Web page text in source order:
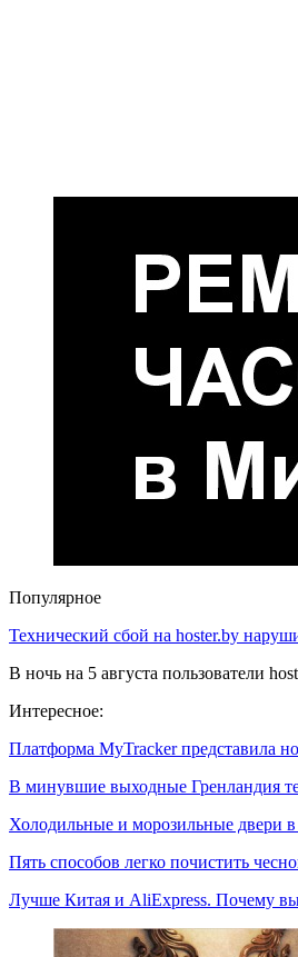
Популярное
Технический сбой на hoster.by
В ночь на 5 августа пользователи
Интересное:
Платформа MyTracker представила
В минувшие выходные Гренландия
Холодильные и морозильные двери
Пять способов легко почистить
Лучше Китая и AliExpress. Почему